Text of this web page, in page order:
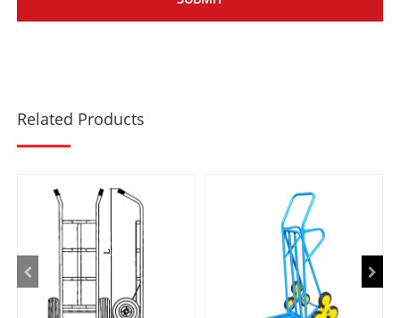
Related Products